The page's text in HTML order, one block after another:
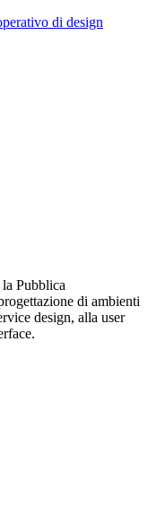
di design
Pubblica
di ambienti
design, alla user